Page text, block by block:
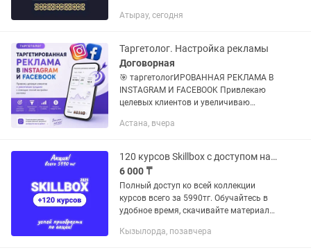
закончивших трехдневные курсы..
продвижение у...
Атырау, сегодня
Таргетолог. Настройка рекламы
Договорная
🎯 таргетологИРОВАННАЯ РЕКЛАМА В
INSTAGRAM И FACEBOOK Привлекаю
целевых клиентов и увеличиваю
профессиональной настройки
конкурентов ✔ Поиск и настройка...
Астана, вчера
120 курсов Skillbox с доступом навсегда
6 000 ₸
Полный доступ ко всей коллекции
курсов всего за 5990тг. Обучайтесь в
удобное время, скачивайте материалы
Более 120 курсов от Skillbox и других
Кызылорда, позавчера